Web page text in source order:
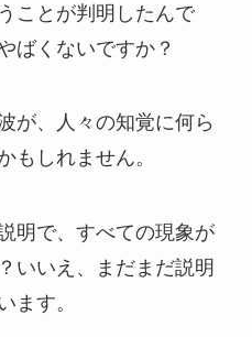
ことが判明したんで
ばくないですか？
が、人々の知覚に何ら
もしれません。
明で、すべての現象が
いいえ、まだまだ説明
ます。